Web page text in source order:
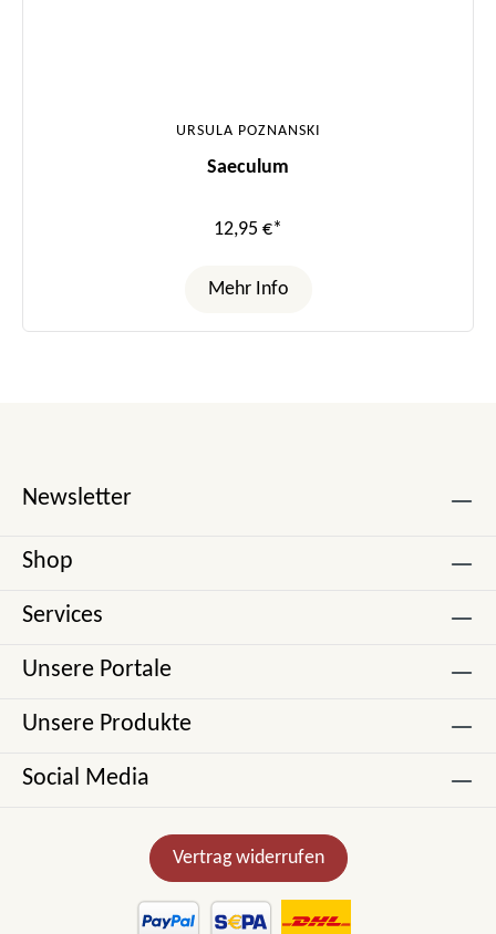
URSULA POZNANSKI
Saeculum
12,95 €*
Mehr Info
Newsletter
Shop
Services
Unsere Portale
Unsere Produkte
Social Media
Vertrag widerrufen